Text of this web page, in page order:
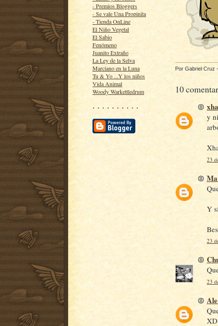
- Premios Bloggers
- Se vale Una Propinita
- Tienda OnLine
El Niño Vegetal
El Sabio
Fenómeno
Juanito Extraño
La Ley de la Selva
Marciano en la Luna
Tu & Yo ...Y los niños
Vida Animal
Woody Warkettledrum
· · · · · · · · · ·
Por Gabriel Cruz
10
y
23
Y
23
23